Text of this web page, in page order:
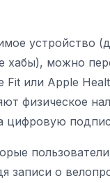
устройство
хабы), можно
Fit или Apple
физическое
цифровую
записи о